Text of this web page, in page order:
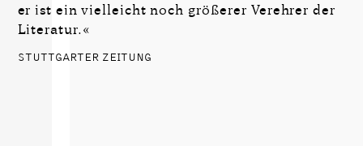
er ist ein vielleicht noch größerer Verehrer der
Literatur.«
STUTTGARTER ZEITUNG